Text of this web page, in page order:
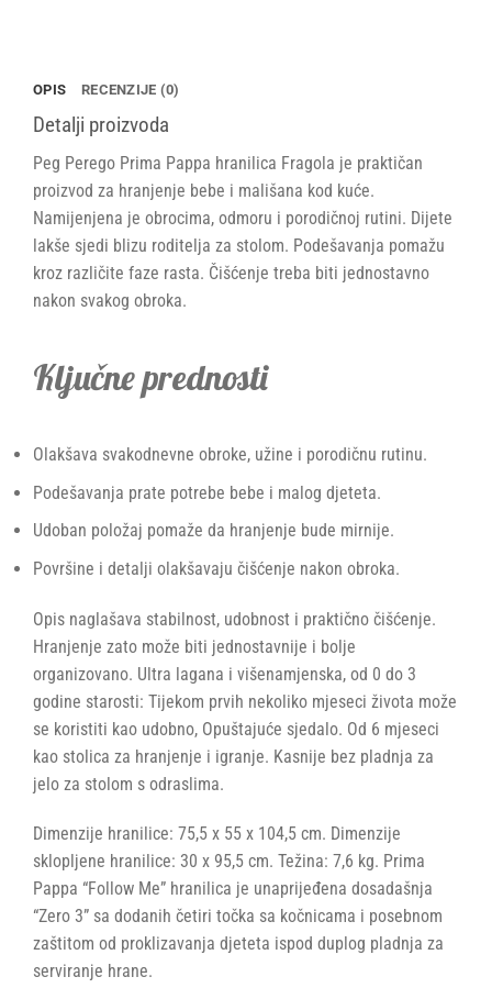
OPIS RECENZIJE (0)
Detalji proizvoda
Peg Perego Prima Pappa hranilica Fragola je praktičan
proizvod za hranjenje bebe i mališana kod kuće.
Namijenjena je obrocima, odmoru i porodičnoj rutini. Dijete
lakše sjedi blizu roditelja za stolom. Podešavanja pomažu
kroz različite faze rasta. Čišćenje treba biti jednostavno
nakon svakog obroka.
Ključne prednosti
Olakšava svakodnevne obroke, užine i porodičnu rutinu.
Podešavanja prate potrebe bebe i malog djeteta.
Udoban položaj pomaže da hranjenje bude mirnije.
Površine i detalji olakšavaju čišćenje nakon obroka.
Opis naglašava stabilnost, udobnost i praktično čišćenje.
Hranjenje zato može biti jednostavnije i bolje
organizovano. Ultra lagana i višenamjenska, od 0 do 3
godine starosti: Tijekom prvih nekoliko mjeseci života može
se koristiti kao udobno, Opuštajuće sjedalo. Od 6 mjeseci
kao stolica za hranjenje i igranje. Kasnije bez pladnja za
jelo za stolom s odraslima.
Dimenzije hranilice: 75,5 x 55 x 104,5 cm. Dimenzije
sklopljene hranilice: 30 x 95,5 cm. Težina: 7,6 kg. Prima
Pappa “Follow Me” hranilica je unaprijeđena dosadašnja
“Zero 3” sa dodanih četiri točka sa kočnicama i posebnom
zaštitom od proklizavanja djeteta ispod duplog pladnja za
serviranje hrane.